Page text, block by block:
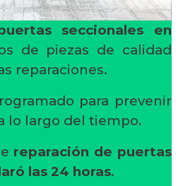
seccionales en
de piezas de calidad
reparaciones.
para prevenir
lo largo del tiempo.
reparación de puertas
las 24 horas.